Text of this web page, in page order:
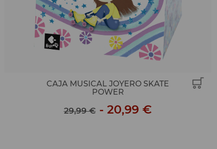
CAJA MUSICAL JOYERO SKATE
POWER
29,99 €- 20,99 €